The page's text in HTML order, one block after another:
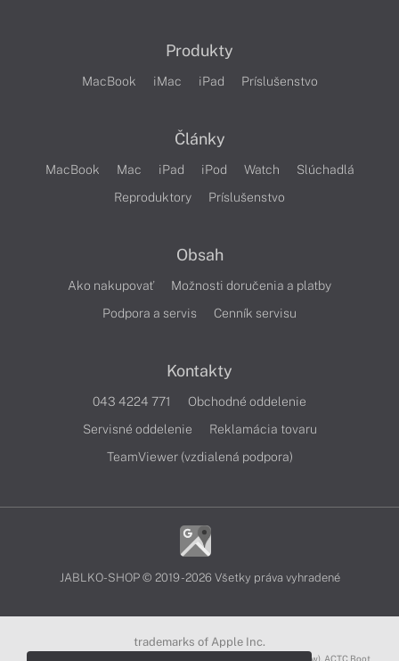
Produkty
MacBook iMac iPad Príslušenstvo
Články
MacBook Mac iPad iPod Watch
Slúchadlá
Reproduktory
Príslušenstvo
Obsah
Ako nakupovať
Možnosti doručenia a platby
Podpora a servis
Cenník servisu
Kontakty
043 4224 771
Obchodné oddelenie
Servisné oddelenie
Reklamácia tovaru
TeamViewer (vzdialená podpora)
JABLKO-SHOP © 2019 - 2026 Všetky práva vyhradené
trademarks of Apple Inc.
3D Touch®, .Mac℠, ACOT2℠, ACOT℠ (Apple Classrooms of Tomorrow), ACTC Boot